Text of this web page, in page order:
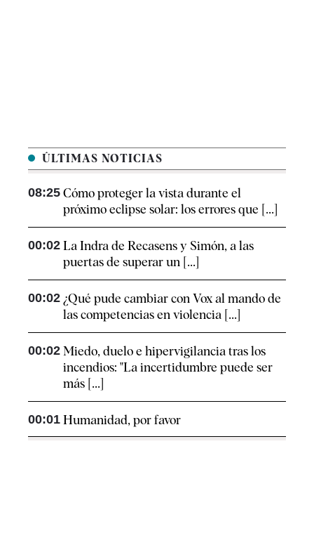
ÚLTIMAS NOTICIAS
08:25 Cómo proteger la vista durante el
próximo eclipse solar: los errores que [...]
00:02 La Indra de Recasens y Simón, a las
puertas de superar un [...]
00:02 ¿Qué pude cambiar con Vox al mando de
las competencias en violencia [...]
00:02 Miedo, duelo e hipervigilancia tras los
incendios: "La incertidumbre puede ser
más [...]
00:01 Humanidad, por favor